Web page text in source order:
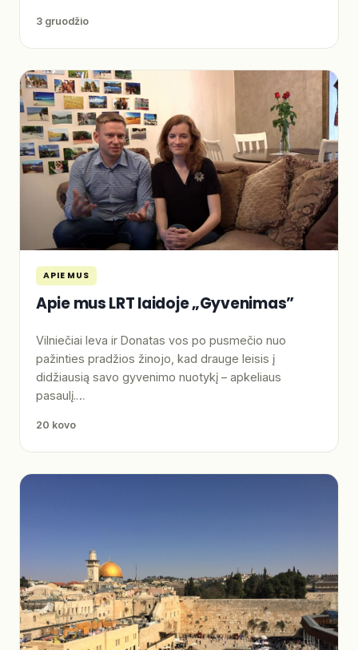
3 gruodžio
APIE MUS
Apie mus LRT laidoje „Gyvenimas”
Vilniečiai Ieva ir Donatas vos po pusmečio nuo
pažinties pradžios žinojo, kad drauge leisis į
didžiausią savo gyvenimo nuotykį – apkeliaus
pasaulį.…
20 kovo